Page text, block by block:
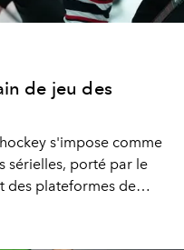
de jeu des
s'impose comme
sérielles, porté par le
des plateformes de